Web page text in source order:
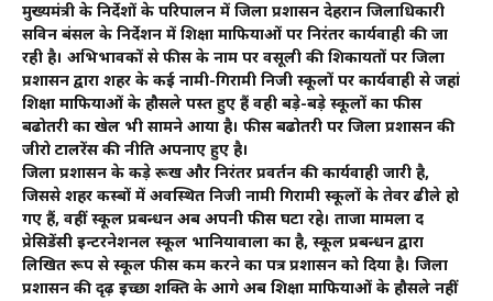
मुख्यमंत्री के निर्देशों के परिपालन में जिला प्रशासन देहरादून जिलाधिकारी
सविन बंसल के निर्देशन में शिक्षा माफियाओं पर निरंतर कार्यवाही की जा
रही है। अभिभावकों से फीस के नाम पर वसूली की शिकायतों पर जिला
प्रशासन द्वारा शहर के कई नामी-गिरामी निजी स्कूलों पर कार्यवाही से जहां
शिक्षा माफियाओं के हौसले पस्त हुए हैं वही बड़े-बड़े स्कूलों का फीस
बढोतरी का खेल भी सामने आया है। फीस बढोतरी पर जिला प्रशासन की
जीरो टालरेंस की नीति अपनाए हुए है।
जिला प्रशासन के कड़े रूख और निरंतर प्रवर्तन की कार्यवाही जारी है,
जिससे शहर कस्बों में अवस्थित निजी नामी गिरामी स्कूलों के तेवर ढीले हो
गए हैं, वहीं स्कूल प्रबन्धन अब अपनी फीस घटा रहे। ताजा मामला द
प्रेसिडेंसी इन्टरनेशनल स्कूल भानियावाला का है, स्कूल प्रबन्धन द्वारा
लिखित रूप से स्कूल फीस कम करने का पत्र प्रशासन को दिया है। जिला
प्रशासन की दृढ़ इच्छा शक्ति के आगे अब शिक्षा माफियाओं के हौसले नहीं